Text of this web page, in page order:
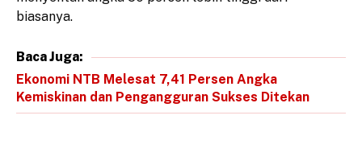
biasanya.
Baca Juga:
Ekonomi NTB Melesat 7,41 Persen Angka
Kemiskinan dan Pengangguran Sukses Ditekan